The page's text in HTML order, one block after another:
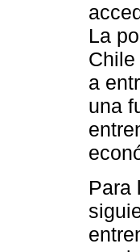
La
a
una
Para